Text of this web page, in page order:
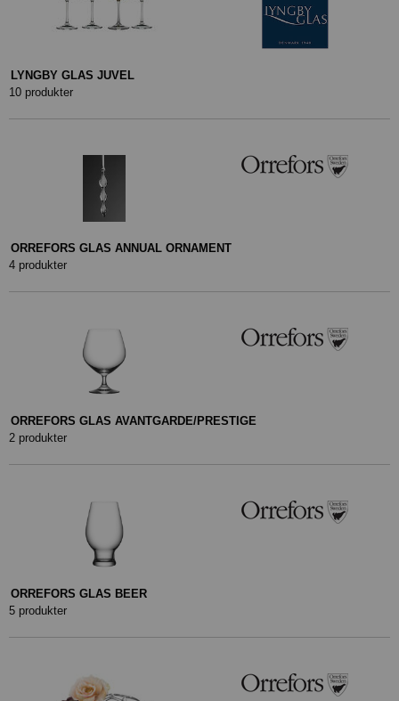
LYNGBY GLAS JUVEL
10 produkter
ORREFORS GLAS ANNUAL ORNAMENT
4 produkter
ORREFORS GLAS AVANTGARDE/PRESTIGE
2 produkter
ORREFORS GLAS BEER
5 produkter